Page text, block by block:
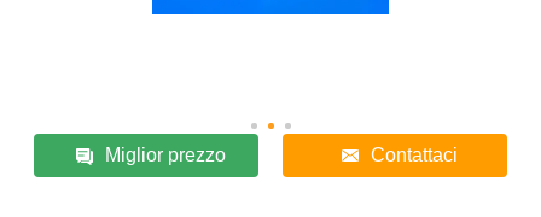
Miglior prezzo Contattaci